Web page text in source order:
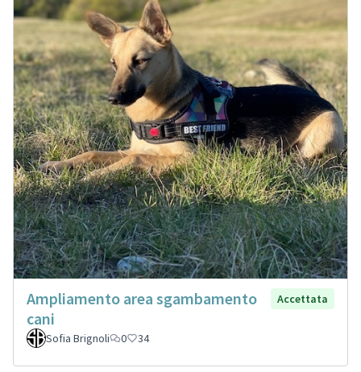
Ampliamento area sgambamento
cani
Accettata
Sofia Brignoli 0 34